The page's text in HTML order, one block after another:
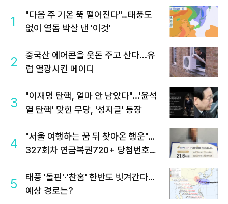
1
"다음 주 기온 뚝 떨어진다"…태풍도
없이 열돔 박살 낸 '이것'
2
중국산 에어콘을 웃돈 주고 산다...유
럽 열광시킨 메이디
3
"이재명 탄핵, 얼마 안 남았다"...'윤석
열 탄핵' 맞힌 무당, '성지글' 등장
4
"서울 여행하는 꿈 뒤 찾아온 행운"…
327회차 연금복권720+ 당첨번호조
5
태풍 '돌핀'·'찬홈' 한반도 빗겨간다…
예상 경로는?